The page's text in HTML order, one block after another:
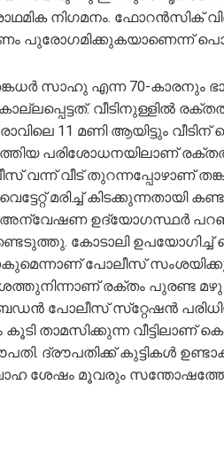
നിഗമനം. ഫോറന്‍സിക്
പുരോഗമിക്കുകയാണെന്ന്
സാഹു എന്ന 70-കാരനും
വീടിനുള്ളില്‍
11 മണി ആയിട്ടും
പരിശോധനയിലാണ്
വന്ന് വീട് തുറന്നപ്പോഴാണ്
മരിച്ച് കിടക്കുന്നതായി
ഉദ്യോഗസ്ഥര്‍ പറഞ്ഞു.
കോടാലി ഉപയോഗിച്ച്
പോലീസ്
രക്തം പുരണ്ട
പോലീസ് സ്‌റ്റേഷന്‍
താമസിക്കുന്ന വീട്ടിലാണ്
ദ്രൗപതിക്ക് കുട്ടികള്‍
ശേഷം മൂവരും